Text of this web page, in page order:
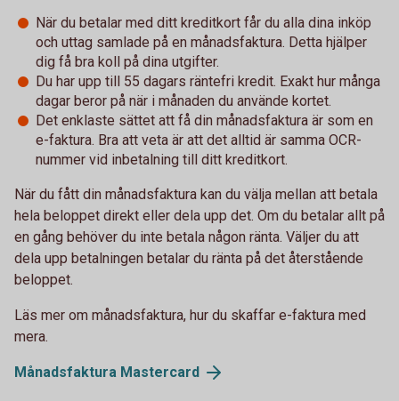
När du betalar med ditt kreditkort får du alla dina inköp
och uttag samlade på en månadsfaktura. Detta hjälper
dig få bra koll på dina utgifter.
Du har upp till 55 dagars räntefri kredit. Exakt hur många
dagar beror på när i månaden du använde kortet.
Det enklaste sättet att få din månadsfaktura är som en
e-faktura. Bra att veta är att det alltid är samma OCR-
nummer vid inbetalning till ditt kreditkort.
När du fått din månadsfaktura kan du välja mellan att betala
hela beloppet direkt eller dela upp det. Om du betalar allt på
en gång behöver du inte betala någon ränta. Väljer du att
dela upp betalningen betalar du ränta på det återstående
beloppet.
Läs mer om månadsfaktura, hur du skaffar e-faktura med
mera.
Månadsfaktura Mastercard